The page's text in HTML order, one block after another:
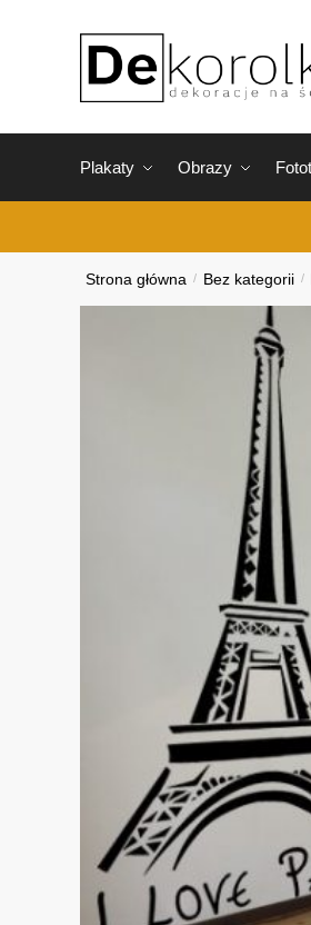
Plakaty Obrazy
Strona główna / Bez kategorii /